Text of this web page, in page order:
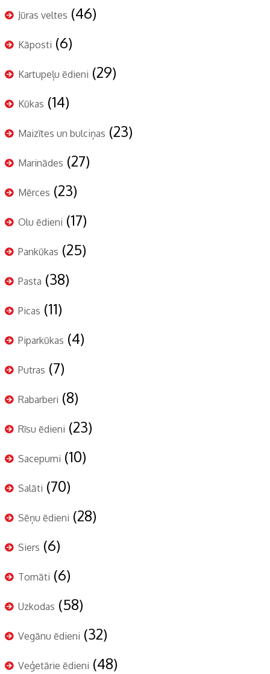
Jūras veltes (46)
Kāposti (6)
Kartupeļu ēdieni (29)
Kūkas (14)
Maizītes un bulciņas (23)
Marinādes (27)
Mērces (23)
Olu ēdieni (17)
Pankūkas (25)
Pasta (38)
Picas (11)
Piparkūkas (4)
Putras (7)
Rabarberi (8)
Rīsu ēdieni (23)
Sacepumi (10)
Salāti (70)
Sēņu ēdieni (28)
Siers (6)
Tomāti (6)
Uzkodas (58)
Vegānu ēdieni (32)
Veģetārie ēdieni (48)